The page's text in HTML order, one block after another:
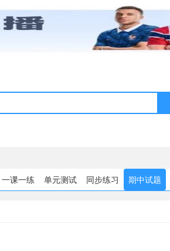
一课一练 单元测试 同步练习 期中试题